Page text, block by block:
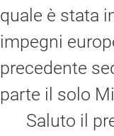
quale è stata
impegni
precedente
parte il solo
Saluto il